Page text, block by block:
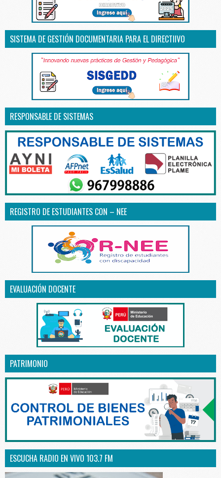
SISTEMA DE GESTIÓN DOCUMENTARIA PARA EL DIRECTIIVO
RESPONSABLE DE SISTEMAS
REGISTRO DE ESTUDIANTES CON – NEE
EVALUACIÓN DOCENTE
PATRIMONIO
ESCUCHA RADIO EN VIVO 103.7 FM